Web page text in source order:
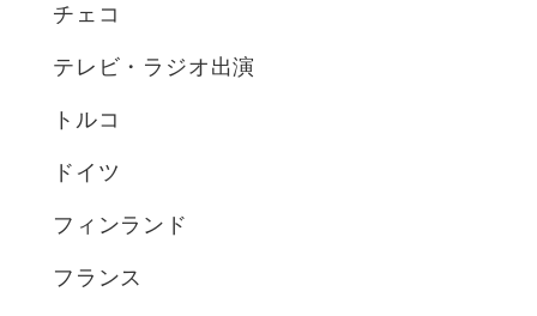
チェコ
テレビ・ラジオ出演
トルコ
ドイツ
フィンランド
フランス